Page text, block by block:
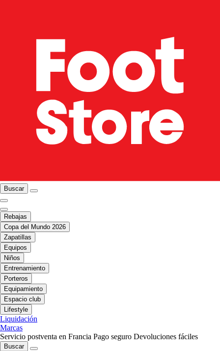
Buscar
Rebajas
Copa del Mundo 2026
Zapatillas
Equipos
Niños
Entrenamiento
Porteros
Equipamiento
Espacio club
Lifestyle
Liquidación
Marcas
Servicio postventa en Francia Pago seguro Devoluciones fáciles
Buscar